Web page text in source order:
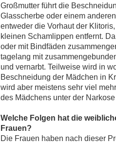
Großmutter führt die
Glasscherbe oder einem
entweder die Vorhaut der
kleinen Schamlippen entfernt.
oder mit Bindfäden
tagelang mit
und vernarbt. Teilweise wird in
Beschneidung der Mädchen in
wird aber meistens sehr viel
des Mädchens unter der
Welche Folgen hat die
Frauen?
Die Frauen haben nach dieser